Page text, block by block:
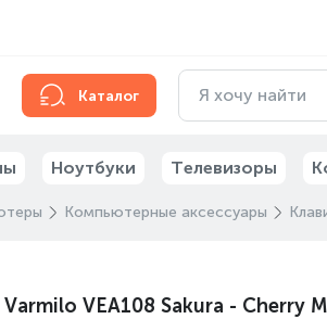
Каталог
Ноутбуки Телевизоры
Компьютерные аксессуары
VEA108 Sakura - Cherry